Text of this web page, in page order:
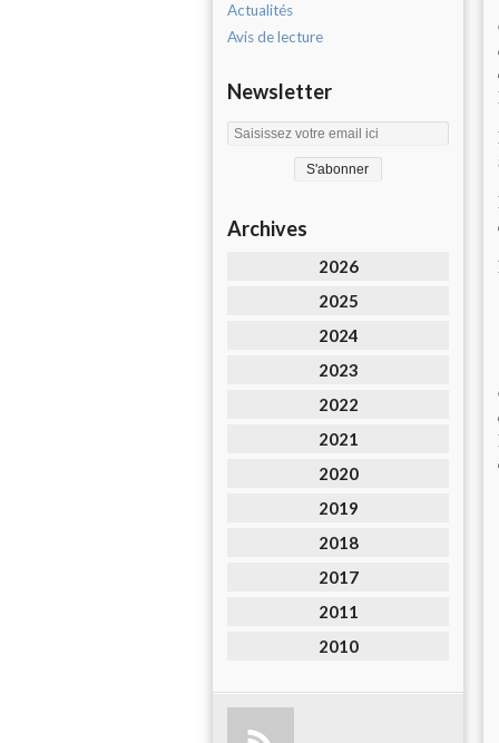
Actualités
Avis de lecture
Newsletter
Archives
2026
2025
2024
2023
2022
2021
2020
2019
2018
2017
2011
2010